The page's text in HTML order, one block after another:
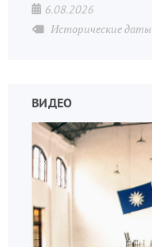
6.08.2026
Исторические даты
ВИДЕО